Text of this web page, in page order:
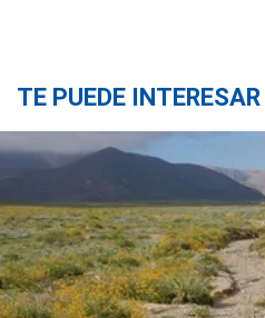
TE PUEDE INTERESAR